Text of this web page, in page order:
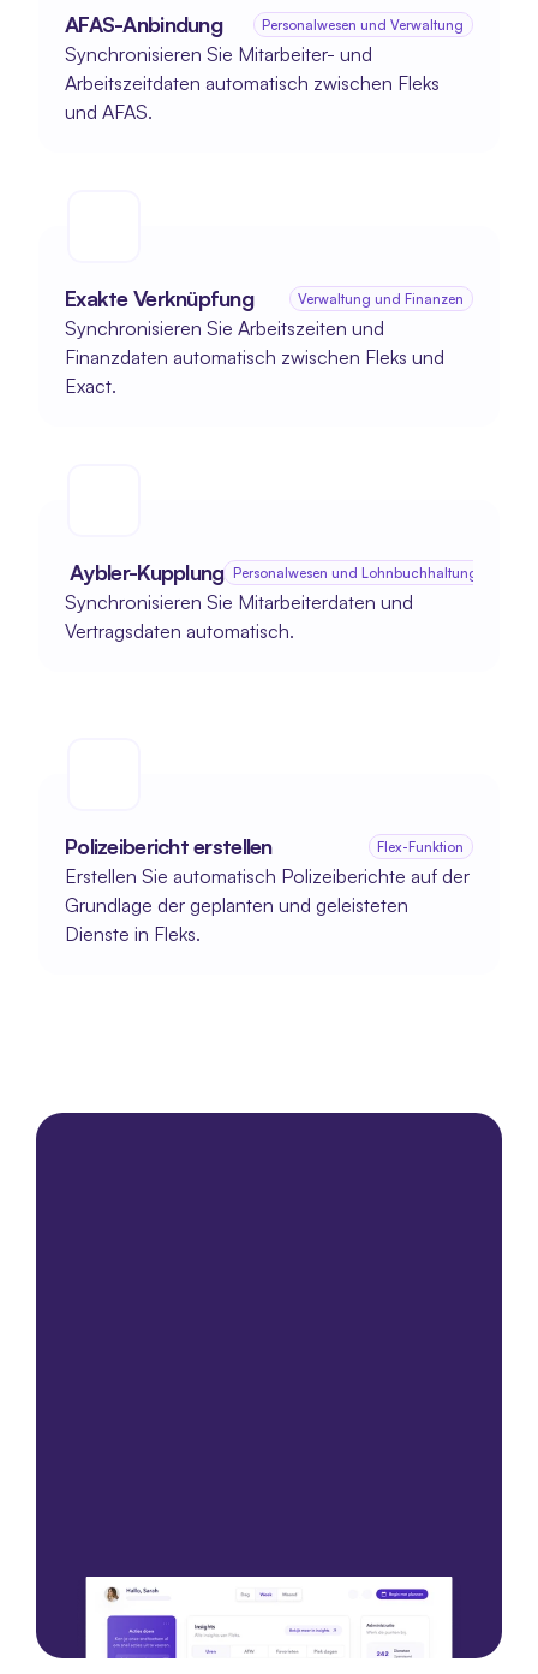
AFAS-Anbindung Personalwesen und Verwaltung
Synchronisieren Sie Mitarbeiter- und
Arbeitszeitdaten automatisch zwischen Fleks
und AFAS.
Exakte Verknüpfung Verwaltung und Finanzen
Synchronisieren Sie Arbeitszeiten und
Finanzdaten automatisch zwischen Fleks und
Exact.
Aybler-Kupplung Personalwesen und Lohnbuchhaltung
Synchronisieren Sie Mitarbeiterdaten und
Vertragsdaten automatisch.
Polizeibericht erstellen Flex-Funktion
Erstellen Sie automatisch Polizeiberichte auf der
Grundlage der geplanten und geleisteten
Dienste in Fleks.